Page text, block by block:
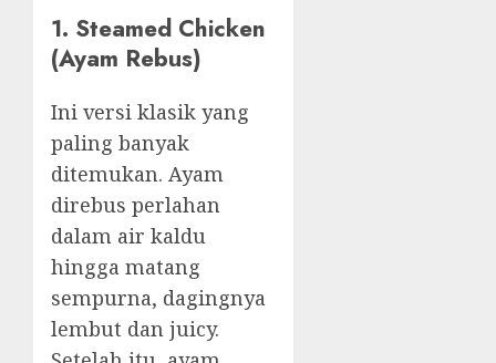
1. Steamed Chicken
(Ayam Rebus)
Ini versi klasik yang
paling banyak
ditemukan. Ayam
direbus perlahan
dalam air kaldu
hingga matang
sempurna, dagingnya
lembut dan juicy.